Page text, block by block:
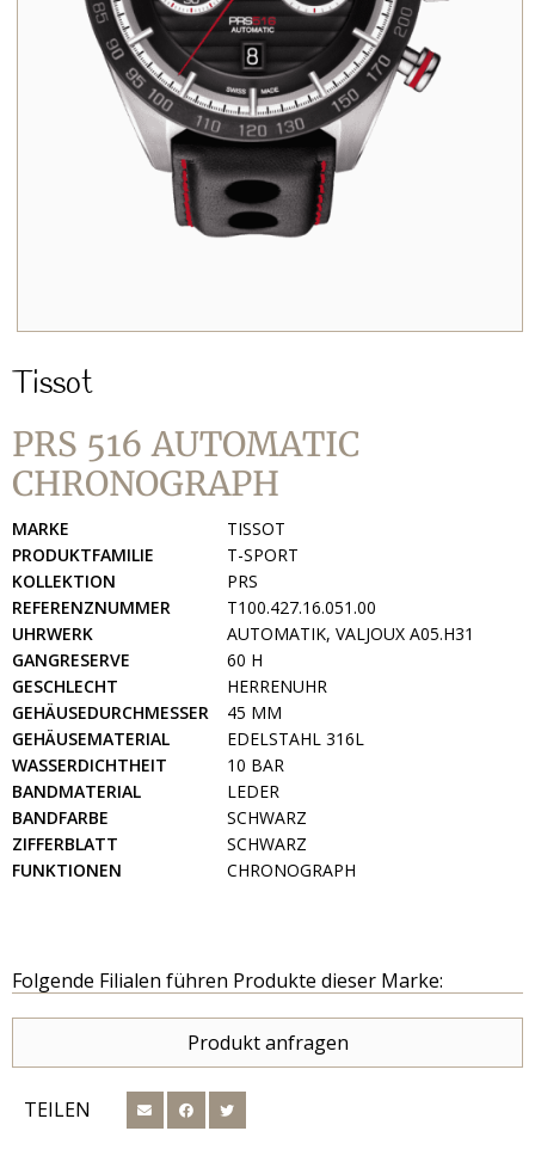
Tissot
PRS 516 AUTOMATIC
CHRONOGRAPH
MARKE
TISSOT
PRODUKTFAMILIE
T-SPORT
KOLLEKTION
PRS
REFERENZNUMMER
T100.427.16.051.00
UHRWERK
AUTOMATIK, VALJOUX A05.H31
GANGRESERVE
60 H
GESCHLECHT
HERRENUHR
GEHÄUSEDURCHMESSER
45 MM
GEHÄUSEMATERIAL
EDELSTAHL 316L
WASSERDICHTHEIT
10 BAR
BANDMATERIAL
LEDER
BANDFARBE
SCHWARZ
ZIFFERBLATT
SCHWARZ
FUNKTIONEN
CHRONOGRAPH
Folgende Filialen führen Produkte dieser Marke:
Produkt anfragen
TEILEN